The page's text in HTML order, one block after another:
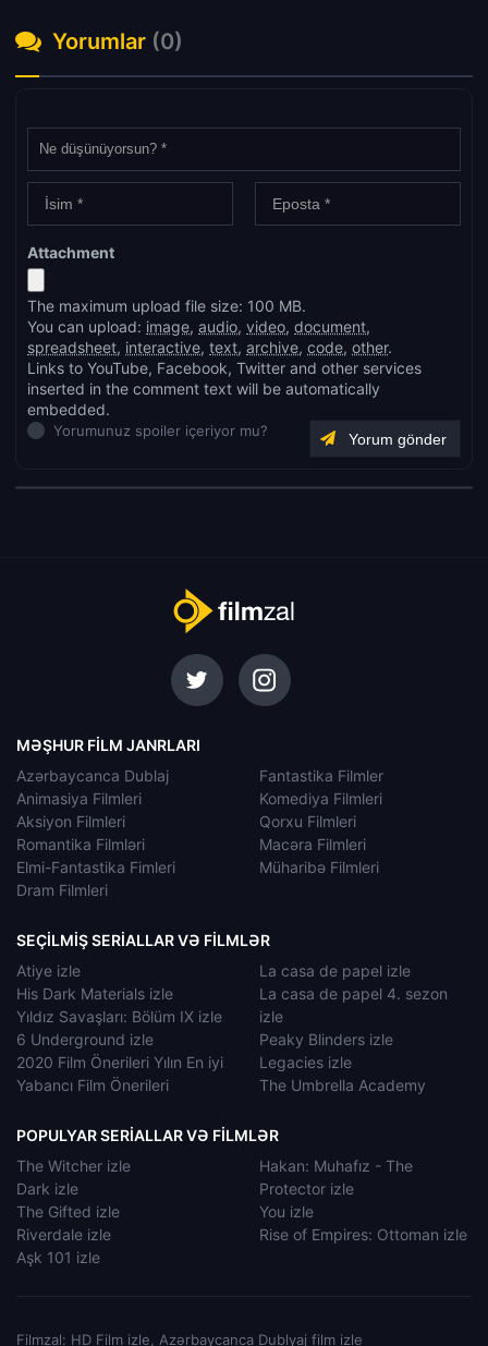
Yorumlar (0)
Attachment
The maximum upload file size: 100 MB.
You can upload: image, audio, video, document,
spreadsheet, interactive, text, archive, code, other.
Links to YouTube, Facebook, Twitter and other services
inserted in the comment text will be automatically
embedded.
Yorumunuz spoiler içeriyor mu?
MƏŞHUR FILM JANRLARI
Azərbaycanca Dublaj
Animasiya Filmleri
Aksiyon Filmleri
Romantika Filmləri
Elmi-Fantastika Fimleri
Dram Filmleri
Fantastika Filmler
Komediya Filmleri
Qorxu Filmleri
Macəra Filmleri
Müharibə Filmleri
SEÇILMIŞ SERIALLAR VƏ FILMLƏR
Atiye izle
His Dark Materials izle
Yıldız Savaşları: Bölüm IX izle
6 Underground izle
2020 Film Önerileri Yılın En iyi
Yabancı Film Önerileri
La casa de papel izle
La casa de papel 4. sezon
izle
Peaky Blinders izle
Legacies izle
The Umbrella Academy
POPULYAR SERIALLAR VƏ FILMLƏR
The Witcher izle
Dark izle
The Gifted izle
Riverdale izle
Aşk 101 izle
Hakan: Muhafız - The
Protector izle
You izle
Rise of Empires: Ottoman izle
Filmzal: HD Film izle, Azərbaycanca Dublyaj film izle